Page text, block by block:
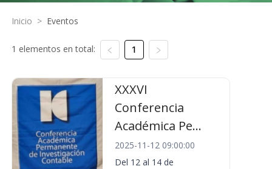
Inicio > Eventos
1 elementos en total: 1
XXXVI
Conferencia
Académica Pe...
2025-11-12 09:00:00
Del 12 al 14 de